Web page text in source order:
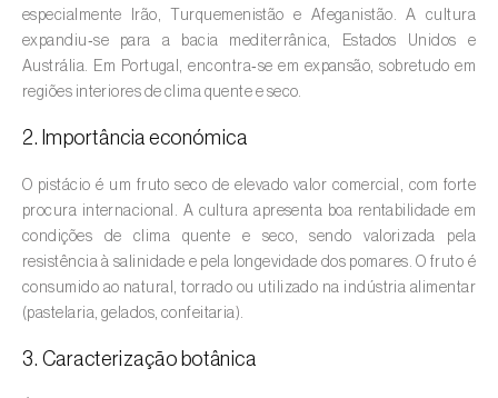
Ameixeira (Prunus domestica L.)
Amendoeira (Prunus dulcis)
Amoreira (Morus spp.)
Ananás / Abacaxi (Ananas comosus)
Anona (Annona spp.)
Áreas não cultivadas (-
especialmente Irão, Turquemenistão e Afeganistão. A cultura
expandiu‑se para a bacia mediterrânica, Estados Unidos e
Austrália. Em Portugal, encontra‑se em expansão, sobretudo em
regiões interiores de clima quente e seco.
2. Importância económica
O pistácio é um fruto seco de elevado valor comercial, com forte
procura internacional. A cultura apresenta boa rentabilidade em
condições de clima quente e seco, sendo valorizada pela
resistência à salinidade e pela longevidade dos pomares. O fruto é
consumido ao natural, torrado ou utilizado na indústria alimentar
(pastelaria, gelados, confeitaria).
3. Caracterização botânica